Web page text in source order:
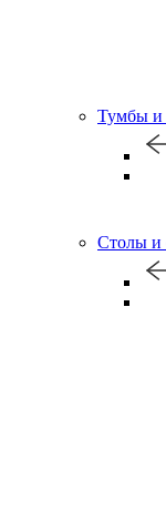
Тумбы и
Столы и